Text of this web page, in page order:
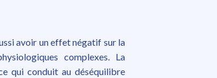
avoir un effet négatif sur la
complexes. La
qui conduit au déséquilibre